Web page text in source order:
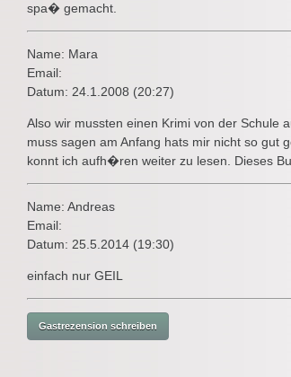
spa� gemacht.
Name: Mara
Email:
Datum: 24.1.2008 (20:27)
Also wir mussten einen Krimi von der Schule
muss sagen am Anfang hats mir nicht so gut
konnt ich aufh�ren weiter zu lesen. Dieses
Name: Andreas
Email:
Datum: 25.5.2014 (19:30)
einfach nur GEIL